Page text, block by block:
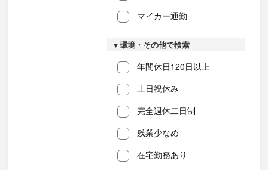
マイカー通勤
▼環境・その他で検索
年間休日120日以上
土日祝休み
完全週休二日制
残業少なめ
在宅勤務あり